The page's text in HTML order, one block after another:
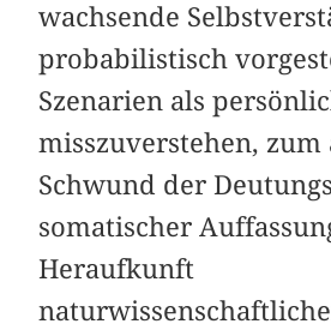
wachsende
probabilistisch
Szenarien als
misszuverstehen,
Schwund der
somatischer
Heraufkunft